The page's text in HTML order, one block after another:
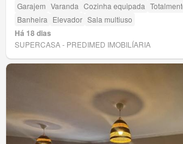
Garajem Varanda Cozinha equipada
Banheira Elevador Sala multiuso
Há 18 dias
SUPERCASA - PREDIMED IMOBILÍARIA